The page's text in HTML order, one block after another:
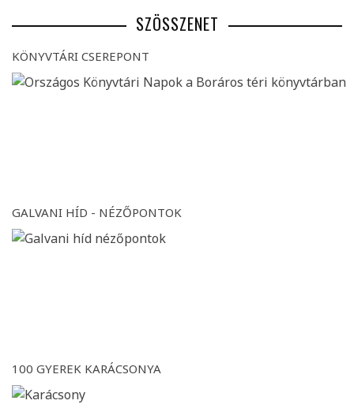
SZÖSSZENET
KÖNYVTÁRI CSEREPONT
GALVANI HÍD - NÉZŐPONTOK
100 GYEREK KARÁCSONYA